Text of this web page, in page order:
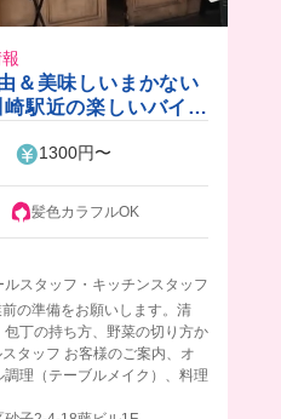
＆美味しいまかない
駅近の楽しいバイ
1300円〜
髪色カラフルOK
スタッフ・キッチンスタッフ
の準備をお願いします。清
丁の持ち方、野菜の切り方か
タッフ お客様のご案内、オ
理（テーブルメイク）、料理